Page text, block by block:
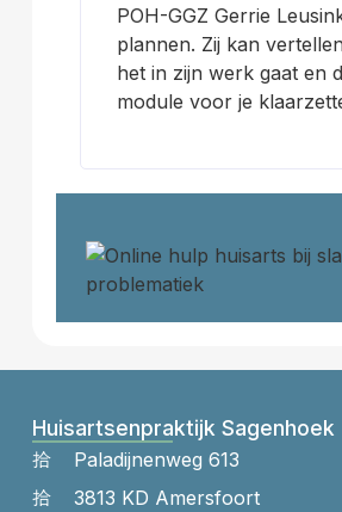
POH-GGZ Gerrie
plannen. Zij kan
het in zijn werk gaat en
module voor je
Huisartsenpraktijk Sagenhoek
Paladijnenweg 613
3813 KD Amersfoort